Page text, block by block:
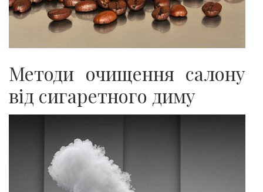
Методи очищення салону
від сигаретного диму